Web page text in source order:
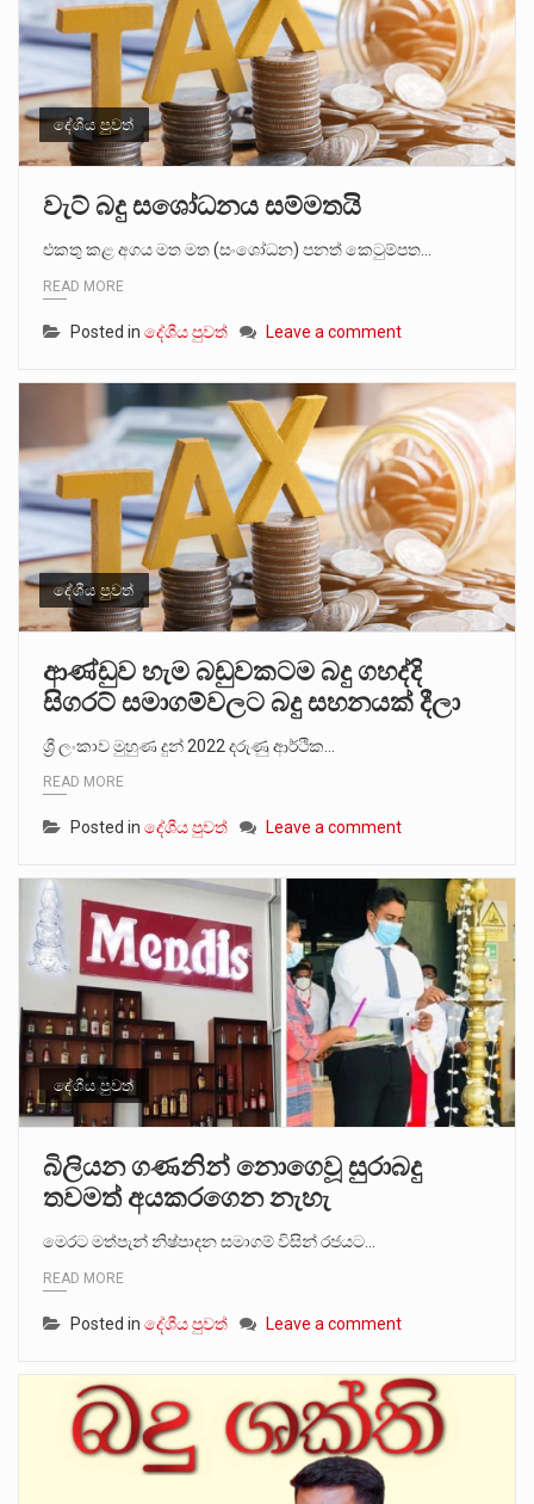
බන්ධනාගාර රැදවියන් 1,021 දෙනෙකු ඉකුත් වසර පහක කාලය තුලදී (2020 ජනවාරි 01 සිට 2025 දෙසැම්බර්…
මහර බන්ධනාගාරයේ අද ඇතිවූ සිද්ධියෙන් තුවාල ලැබූ බව කියන රැඳවියන් ගණන ඉහළ ගොස් තිබේ. ඒ…
අගෝස්තු මස දෙවන ඉරිදා ලිට් රූම් සූම් සංවාදය පැවැත්වෙන්නේ "කතා කරන මහ වැව" නම් නකතාවක්…
දේශීය පුවත්
වැට් බදු සශෝධනය සම්මතයි
එකතු කළ අගය මත මත (සංශෝධන) පනත් කෙටුම්පත…
READ MORE
Posted in දේශීය පුවත් Leave a comment
දේශීය පුවත්
ආණ්ඩුව හැම බඩුවකටම බදු ගහද්දි
සිගරට් සමාගම්වලට බදු සහනයක් දීලා
ශ්‍රී ලංකාව මුහුණ දුන් 2022 දරුණු ආර්ථික…
READ MORE
Posted in දේශීය පුවත් Leave a comment
දේශීය පුවත්
බිලියන ගණනින් නොගෙවූ සුරාබදු
තවමත් අයකරගෙන නැහැ
මෙරට මත්පැන් නිෂ්පාදන සමාගම් විසින් රජයට…
READ MORE
Posted in දේශීය පුවත් Leave a comment